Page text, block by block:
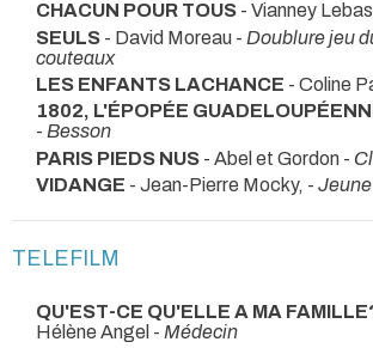
CHACUN POUR TOUS - Vianney
SEULS - David Moreau - Doublure jeu
couteaux
LES ENFANTS LACHANCE - Coline
1802, L'ÉPOPÉE
- Besson
PARIS PIEDS NUS - Abel et Gordon -
VIDANGE - Jean-Pierre Mocky, -
TELEFILM
QU'EST-CE QU'ELLE A MA
Hélène Angel - Médecin